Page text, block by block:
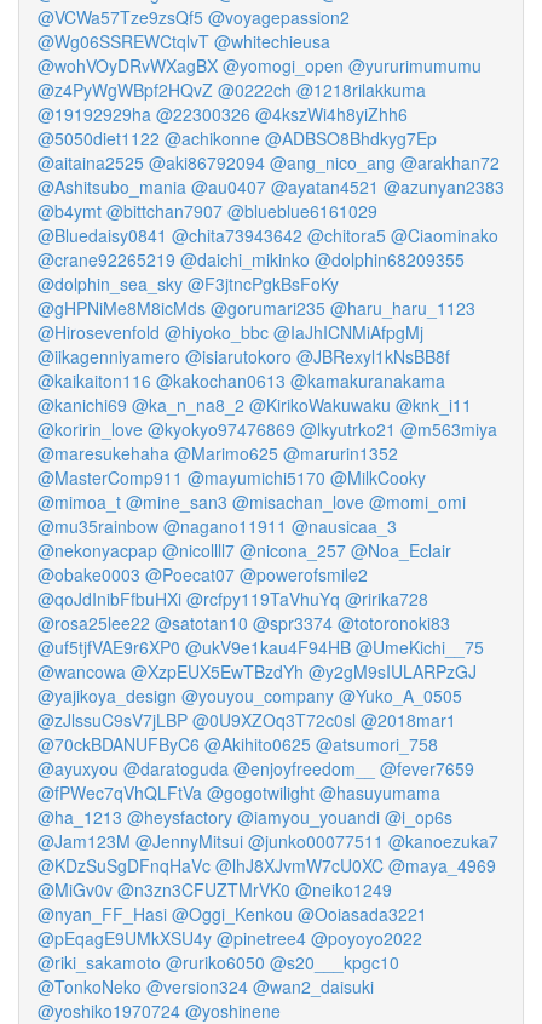
@VCWa57Tze9zsQf5 @voyagepassion2
@Wg06SSREWCtqlvT @whitechieusa
@wohVOyDRvWXagBX @yomogi_open @yururimumumu
@z4PyWgWBpf2HQvZ @0222ch @1218rilakkuma
@19192929ha @22300326 @4kszWi4h8yiZhh6
@5050diet1122 @achikonne @ADBSO8Bhdkyg7Ep
@aitaina2525 @aki86792094 @ang_nico_ang @arakhan72
@Ashitsubo_mania @au0407 @ayatan4521 @azunyan2383
@b4ymt @bittchan7907 @blueblue6161029
@Bluedaisy0841 @chita73943642 @chitora5 @Ciaominako
@crane92265219 @daichi_mikinko @dolphin68209355
@dolphin_sea_sky @F3jtncPgkBsFoKy
@gHPNiMe8M8icMds @gorumari235 @haru_haru_1123
@Hirosevenfold @hiyoko_bbc @IaJhICNMiAfpgMj
@iikagenniyamero @isiarutokoro @JBRexyl1kNsBB8f
@kaikaiton116 @kakochan0613 @kamakuranakama
@kanichi69 @ka_n_na8_2 @KirikoWakuwaku @knk_i11
@koririn_love @kyokyo97476869 @lkyutrko21 @m563miya
@maresukehaha @Marimo625 @marurin1352
@MasterComp911 @mayumichi5170 @MilkCooky
@mimoa_t @mine_san3 @misachan_love @momi_omi
@mu35rainbow @nagano11911 @nausicaa_3
@nekonyacpap @nicollll7 @nicona_257 @Noa_Eclair
@obake0003 @Poecat07 @powerofsmile2
@qoJdInibFfbuHXi @rcfpy119TaVhuYq @ririka728
@rosa25lee22 @satotan10 @spr3374 @totoronoki83
@uf5tjfVAE9r6XP0 @ukV9e1kau4F94HB @UmeKichi__75
@wancowa @XzpEUX5EwTBzdYh @y2gM9sIULARPzGJ
@yajikoya_design @youyou_company @Yuko_A_0505
@zJlssuC9sV7jLBP @0U9XZOq3T72c0sl @2018mar1
@70ckBDANUFByC6 @Akihito0625 @atsumori_758
@ayuxyou @daratoguda @enjoyfreedom__
@fever7659
@fPWec7qVhQLFtVa @gogotwilight @hasuyumama
@ha_1213 @heysfactory @iamyou_youandi @i_op6s
@Jam123M @JennyMitsui @junko00077511 @kanoezuka7
@KDzSuSgDFnqHaVc @lhJ8XJvmW7cU0XC @maya_4969
@MiGv0v @n3zn3CFUZTMrVK0 @neiko1249
@nyan_FF_Hasi @Oggi_Kenkou @Ooiasada3221
@pEqagE9UMkXSU4y @pinetree4 @poyoyo2022
@riki_sakamoto @ruriko6050 @s20___kpgc10
@TonkoNeko @version324 @wan2_daisuki
@yoshiko1970724 @yoshinene